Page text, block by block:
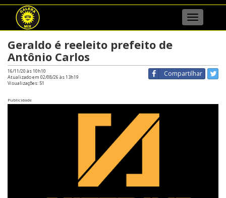
Menu
Geraldo é reeleito prefeito de
Antônio Carlos
Compartilhar
16/11/20 às 10h10
Atualizado em 02/08/26 às 13h19
Visualizações: 51
Publicidade